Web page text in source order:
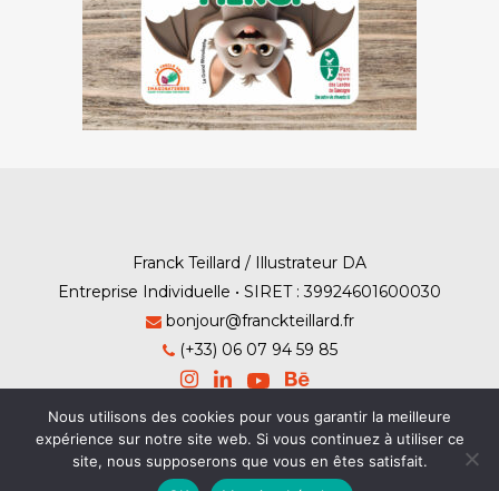
Franck Teillard / Illustrateur DA
Entreprise Individuelle • SIRET : 39924601600030
bonjour@franckteillard.fr
(+33) 06 07 94 59 85
Mention Légales - Contact
Nous utilisons des cookies pour vous garantir la meilleure
expérience sur notre site web. Si vous continuez à utiliser ce
site, nous supposerons que vous en êtes satisfait.